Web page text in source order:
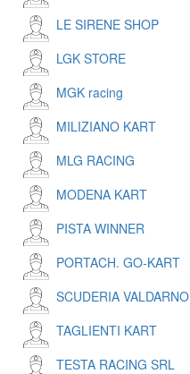
LE SIRENE SHOP
LGK STORE
MGK racing
MILIZIANO KART
MLG RACING
MODENA KART
PISTA WINNER
PORTACH. GO-KART
SCUDERIA VALDARNO
TAGLIENTI KART
TESTA RACING SRL